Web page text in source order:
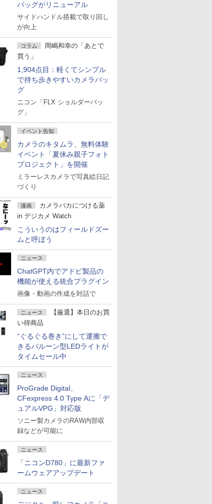
バッグがリニューアル
サイドハンドル搭載で取り回し
が向上
コラム
岡嶋和幸の「あとで
買う」
1,904点目：軽くてシンプル
で持ち歩きやすいカメラバッ
グ
ニコン「FLX ショルダーバッ
グ」
イベント告知
カメラのキタムラ、無料体験
イベント「夏休み親子フォト
プロジェクト」を開催
ミラーレスカメラで写真絵日記
づくり
漫画
カメラバカにつける薬
in デジカメ Watch
こういうのはフィールドズー
ムと呼ぼう
ニュース
ChatGPT内でアドビ製品の
機能が使える統合プラグイン
画像・動画の作成を対話で
ニュース
【厳選】本日のお買
い得商品
“ぐるぐる巻き”にして運搬で
きるバルーン型LEDライトが
タイムセール中
ニュース
ProGrade Digital、
CFexpress 4.0 Type Aに「デ
ュアルVPG」対応版
ソニー製カメラのRAW内部収
録などが可能に
ニュース
「ニコンD780」に最新ファ
ームウェアアップデート
ニュース